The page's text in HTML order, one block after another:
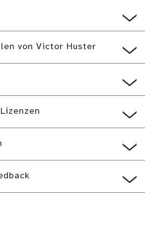
von Victor Huster